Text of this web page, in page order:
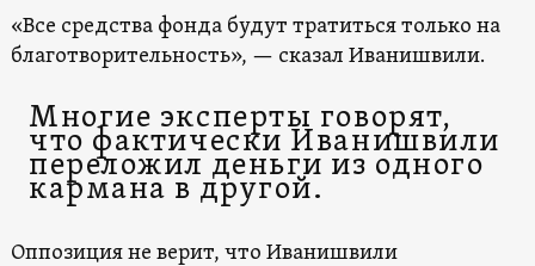
«Все средства фонда будут тратиться только на
благотворительность», — сказал Иванишвили.
Многие эксперты говорят,
что фактически Иванишвили
переложил деньги из одного
кармана в другой.
Оппозиция не верит, что Иванишвили